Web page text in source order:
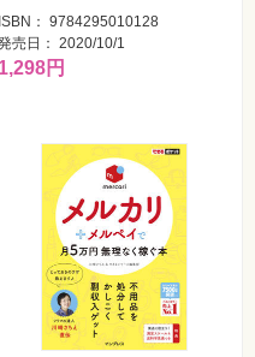
ISBN： 9784295010128
売日： 2020/10/1
1,298円